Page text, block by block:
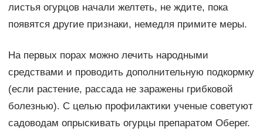
листья огурцов начали желтеть, не ждите, пока
появятся другие признаки, немедля примите меры.
На первых порах можно лечить народными
средствами и проводить дополнительную подкормку
(если растение, рассада не заражены грибковой
болезнью). С целью профилактики ученые советуют
садоводам опрыскивать огурцы препаратом Оберег.